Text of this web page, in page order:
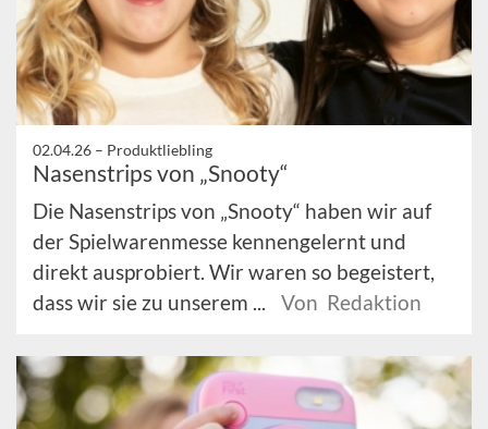
02.04.26 – Produktliebling
Nasenstrips von „Snooty“
Die Nasenstrips von „Snooty“ haben wir auf
der Spielwarenmesse kennengelernt und
direkt ausprobiert. Wir waren so begeistert,
dass wir sie zu unserem ...
Von Redaktion